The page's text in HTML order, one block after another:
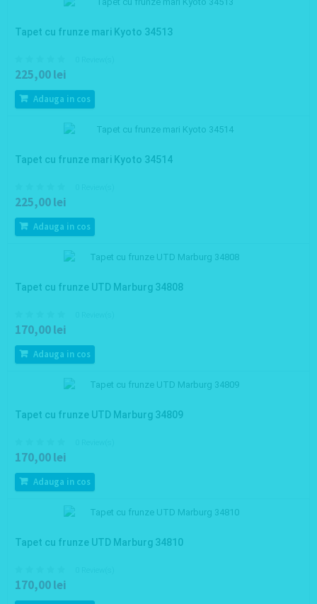
Tapet cu frunze mari Kyoto 34513
225,00 lei
Adauga in cos
Tapet cu frunze mari Kyoto 34514
225,00 lei
Adauga in cos
Tapet cu frunze UTD Marburg 34808
170,00 lei
Adauga in cos
Tapet cu frunze UTD Marburg 34809
170,00 lei
Adauga in cos
Tapet cu frunze UTD Marburg 34810
170,00 lei